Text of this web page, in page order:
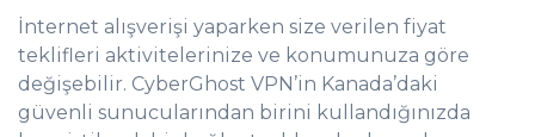
İnternet alışverişi yaparken size verilen fiyat
teklifleri aktivitelerinize ve konumunuza göre
değişebilir. CyberGhost VPN’in Kanada’daki
güvenli sunucularından birini kullandığınızda